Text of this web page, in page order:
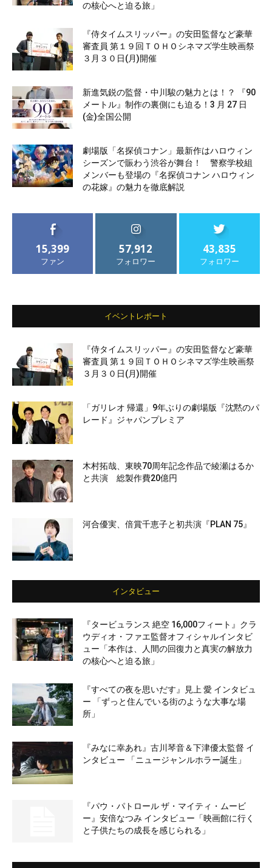
の核心へと迫る旅」
『侍タイムスリッパー』の安田監督など豪華
審査員 第１９回ＴＯＨＯシネマズ学生映画祭
３月３０日(月)開催
新進気鋭の監督・中川駿の魅力とは！？ 『90
メートル』制作の裏側にも迫る！3 月 27 日
(金)全国公開
劇場版「名探偵コナン」最新作はハロウィン
シーズンで賑わう渋谷が舞台！ 警察学校組
メンバーも登場の『名探偵コナン ハロウィン
の花嫁』の魅力を徹底解説
15,399
ファン
57,912
フォロワー
43,835
フォロワー
イベントレポート
『侍タイムスリッパー』の安田監督など豪華
審査員 第１９回ＴＯＨＯシネマズ学生映画祭
３月３０日(月)開催
「ガリレオ 帰還」9年ぶりの劇場版『沈黙のパ
レード』ジャパンプレミア
木村拓哉、東映70周年記念作品で綾瀬はるか
と共演 総製作費20億円
河合優実、倍賞千恵子と初共演『PLAN 75』
インタビュー
『タービュランス 絶空 16,000フィート』クラ
ウディオ・ファエ監督オフィシャルインタビ
ュー「本作は、人間の回復力と真実の解放力
の核心へと迫る旅」
『すべての夜を思いだす』見上 愛 インタビュ
ー 「ずっと住んでいる街のような大事な場
所」
『みなに幸あれ』古川琴音＆下津優太監督 イ
ンタビュー 「ニュージャンルホラー誕生」
『パウ・パトロール ザ・マイティ・ムービ
ー』安倍なつみ インタビュー「映画館に行く
と子供たちの成長を感じられる」